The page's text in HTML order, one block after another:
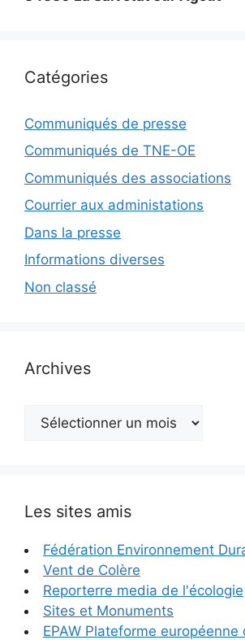
Catégories
Communiqués de presse
Communiqués de TNE-OE
Communiqués des associations
Courrier aux administations
Dans la presse
Informations diverses
Non classé
Archives
Archives
Les sites amis
Fédération Environnement
Vent de Colère
Reporterre media de l'écologie
Sites et Monuments
EPAW Plateforme